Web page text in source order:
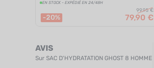
EN STOCK - EXPÉDIÉ EN 24/48H
-20%
99,95 €
79,90 €
AVIS
Sur SAC D'HYDRATATION GHOST 8 HOMME